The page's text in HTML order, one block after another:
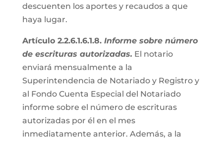
descuenten los aportes y recaudos a que
haya lugar.
Artículo 2.2.6.1.6.1.8. Informe sobre número
de escrituras autorizadas. El notario
enviará mensualmente a la
Superintendencia de Notariado y Registro y
al Fondo Cuenta Especial del Notariado
informe sobre el número de escrituras
autorizadas por él en el mes
inmediatamente anterior. Además, a la